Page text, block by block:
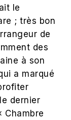
le
; très bon
de
des
à son
a marqué
dernier
Chambre